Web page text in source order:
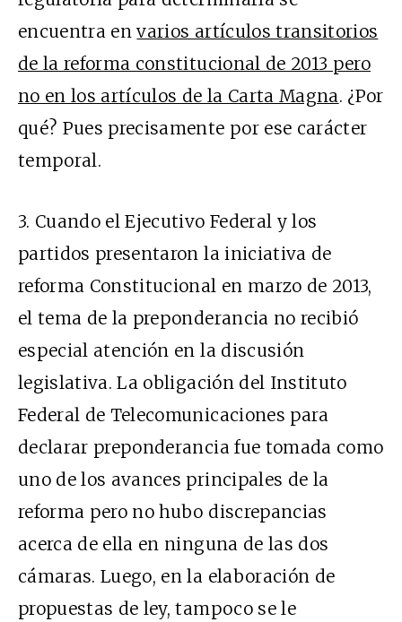
encuentra envarios artículos transitorios
de la reforma constitucional de 2013 pero
no en los artículos de la Carta Magna. ¿Por
qué? Pues precisamente por ese carácter
temporal.
3. Cuando el Ejecutivo Federal y los
partidos presentaron la iniciativa de
reforma Constitucional en marzo de 2013,
el tema de la preponderancia no recibió
especial atención en la discusión
legislativa. La obligación del Instituto
Federal de Telecomunicaciones para
declarar preponderancia fue tomada como
uno de los avances principales de la
reforma pero no hubo discrepancias
acerca de ella en ninguna de las dos
cámaras. Luego, en la elaboración de
propuestas de ley, tampoco se le